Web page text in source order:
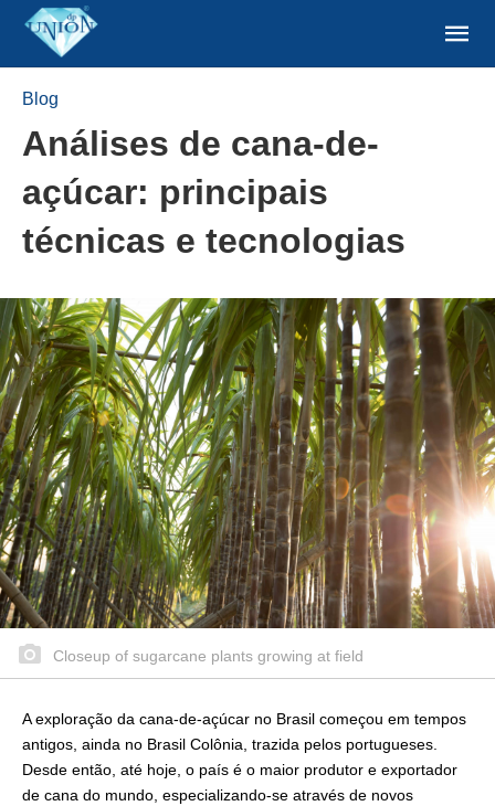
Blog
Análises de cana-de-
açúcar: principais
técnicas e tecnologias
Closeup of sugarcane plants growing at field
A exploração da cana-de-açúcar no Brasil começou em tempos
antigos, ainda no Brasil Colônia, trazida pelos portugueses.
Desde então, até hoje, o país é o maior produtor e exportador
de cana do mundo, especializando-se através de novos